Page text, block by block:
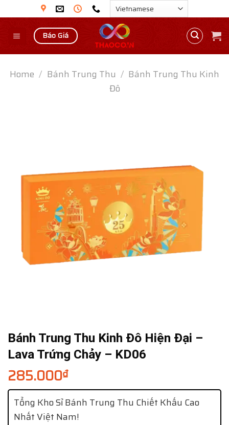
to
content
Báo Giá
Home / Bánh Trung Thu / Bánh Trung Thu Kinh
Đô
Bánh Trung Thu Kinh Đô Hiện Đại –
Lava Trứng Chảy – KD06
285.000₫
Tổng Kho Sỉ Bánh Trung Thu Chiết Khấu Cao
Nhất Việt Nam!